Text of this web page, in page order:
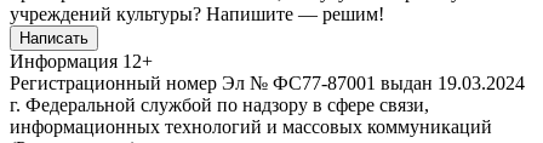
учреждений культуры? Напишите — решим!
Написать
Информация 12+
Регистрационный номер Эл № ФС77-87001 выдан 19.03.2024
г. Федеральной службой по надзору в сфере связи,
информационных технологий и массовых коммуникаций